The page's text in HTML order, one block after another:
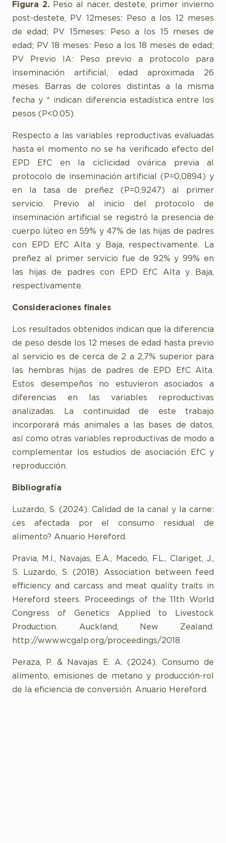
Figura 2. Peso al nacer, destete, primer invierno
post-destete, PV 12meses: Peso a los 12 meses
de edad; PV 15meses: Peso a los 15 meses de
edad; PV 18 meses: Peso a los 18 meses de edad;
PV Previo IA: Peso previo a protocolo para
inseminación artificial, edad aproximada 26
meses. Barras de colores distintas a la misma
fecha y * indican diferencia estadística entre los
pesos (P<0.05).
Respecto a las variables reproductivas evaluadas
hasta el momento no se ha verificado efecto del
EPD EfC en la ciclicidad ovárica previa al
protocolo de inseminación artificial (P=0,0894) y
en la tasa de preñez (P=0,9247) al primer
servicio. Previo al inicio del protocolo de
inseminación artificial se registró la presencia de
cuerpo lúteo en 59% y 47% de las hijas de padres
con EPD EfC Alta y Baja, respectivamente. La
preñez al primer servicio fue de 92% y 99% en
las hijas de padres con EPD EfC Alta y Baja,
respectivamente.
Consideraciones finales
Los resultados obtenidos indican que la diferencia
de peso desde los 12 meses de edad hasta previo
al servicio es de cerca de 2 a 2,7% superior para
las hembras hijas de padres de EPD EfC Alta.
Estos desempeños no estuvieron asociados a
diferencias en las variables reproductivas
analizadas. La continuidad de este trabajo
incorporará más animales a las bases de datos,
así como otras variables reproductivas de modo a
complementar los estudios de asociación EfC y
reproducción.
Bibliografía
Luzardo, S. (2024). Calidad de la canal y la carne:
¿es afectada por el consumo residual de
alimento? Anuario Hereford.
Pravia, M.I., Navajas, E.A., Macedo, F.L., Clariget, J.,
S. Luzardo, S. (2018). Association between feed
efficiency and carcass and meat quality traits in
Hereford steers. Proceedings of the 11th World
Congress of Genetics Applied to Livestock
Production. Auckland, New Zealand.
http://www.wcgalp.org/proceedings/2018.
Peraza, P. & Navajas E. A. (2024). Consumo de
alimento, emisiones de metano y producción-rol
de la eficiencia de conversión. Anuario Hereford.